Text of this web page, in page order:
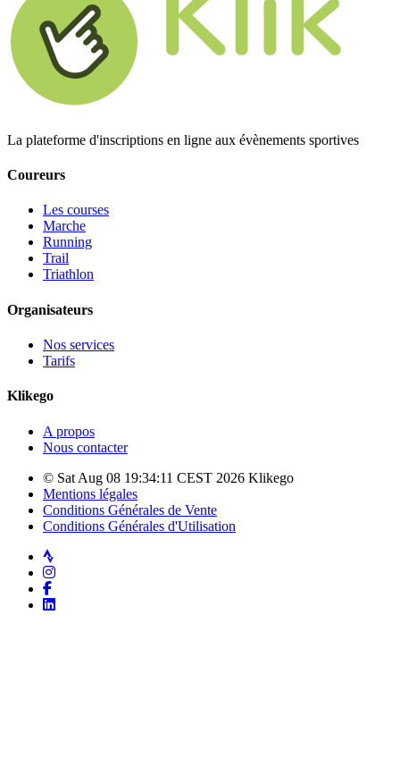
La plateforme d'inscriptions en ligne aux évènements sportives
Coureurs
Les courses
Marche
Running
Trail
Triathlon
Organisateurs
Nos services
Tarifs
Klikego
A propos
Nous contacter
© Sat Aug 08 19:34:11 CEST 2026 Klikego
Mentions légales
Conditions Générales de Vente
Conditions Générales d'Utilisation
Strava
Instagram
Facebook
LinkedIn